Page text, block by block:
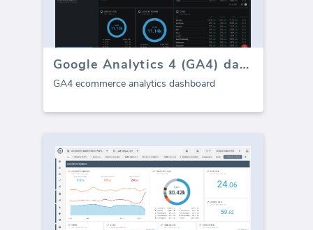
Google Analytics 4 (GA4) dashboard per l'e-commerce
GA4 ecommerce analytics dashboard